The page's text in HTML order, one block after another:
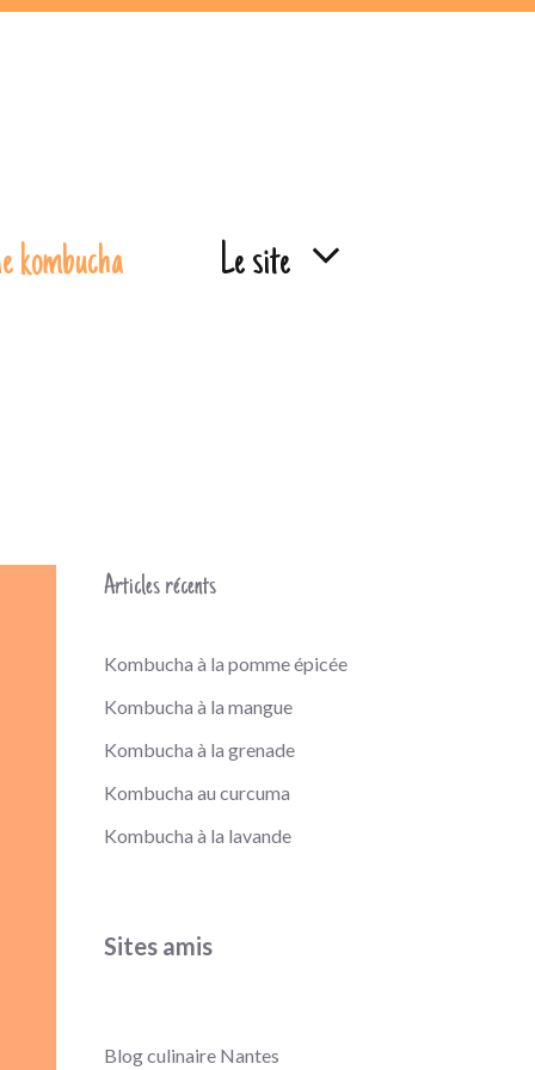
kombucha Le site
Articles récents
Kombucha à la pomme épicée
Kombucha à la mangue
Kombucha à la grenade
Kombucha au curcuma
Kombucha à la lavande
Sites amis
Blog culinaire Nantes